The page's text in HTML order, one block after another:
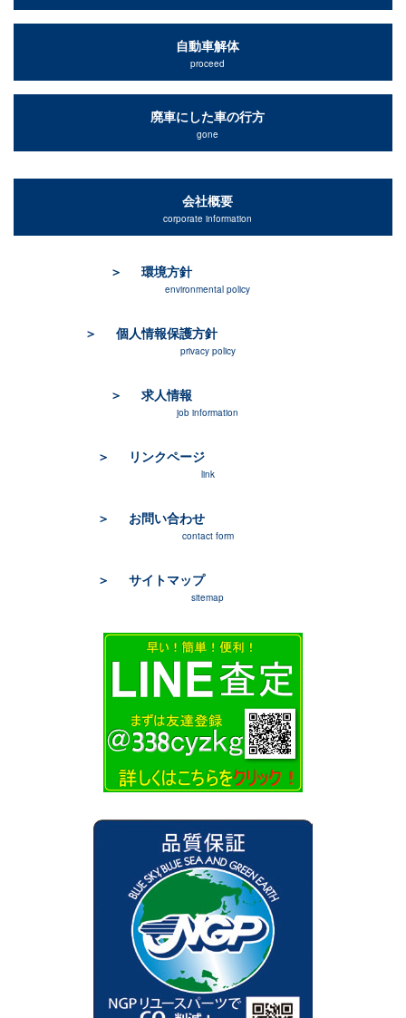
自動車解体
proceed
廃車にした車の行方
gone
会社概要
corporate information
環境方針
environmental policy
個人情報保護方針
privacy policy
求人情報
job information
リンクページ
link
お問い合わせ
contact form
サイトマップ
sitemap